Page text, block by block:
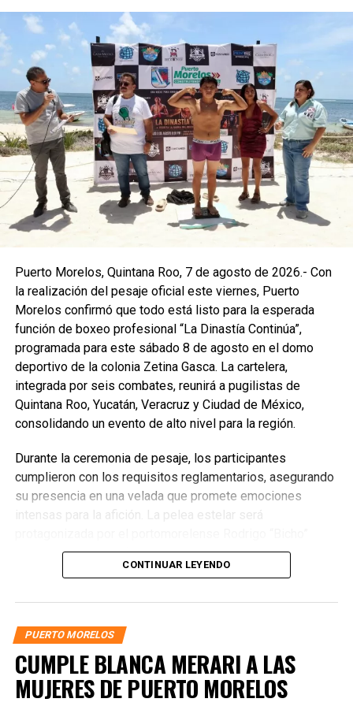
Puerto Morelos, Quintana Roo, 7 de agosto de 2026.- Con
la realización del pesaje oficial este viernes, Puerto
Morelos confirmó que todo está listo para la esperada
función de boxeo profesional “La Dinastía Continúa”,
programada para este sábado 8 de agosto en el domo
deportivo de la colonia Zetina Gasca. La cartelera,
integrada por seis combates, reunirá a pugilistas de
Quintana Roo, Yucatán, Veracruz y Ciudad de México,
consolidando un evento de alto nivel para la región.
Durante la ceremonia de pesaje, los participantes
cumplieron con los requisitos reglamentarios, asegurando
su presencia en una velada que promete emociones
intensas para la afición. La pelea estelar será
Arredondo, quien enfrentará al yucateco Jesús “Gato”
Pedro Moo en un combate pactado a cuatro rounds dentro
CONTINUAR LEYENDO
PUERTO MORELOS
CUMPLE BLANCA MERARI A LAS
MUJERES DE PUERTO MORELOS